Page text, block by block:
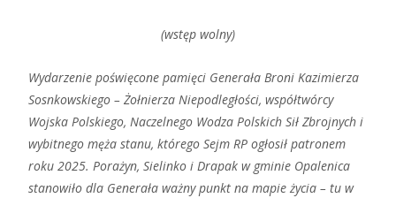
(wstęp wolny)
Wydarzenie poświęcone pamięci Generała Broni Kazimierza
Sosnkowskiego – Żołnierza Niepodległości, współtwórcy
Wojska Polskiego, Naczelnego Wodza Polskich Sił Zbrojnych i
wybitnego męża stanu, którego Sejm RP ogłosił patronem
roku 2025. Porażyn, Sielinko i Drapak w gminie Opalenica
stanowiło dla Generała ważny punkt na mapie życia – tu w